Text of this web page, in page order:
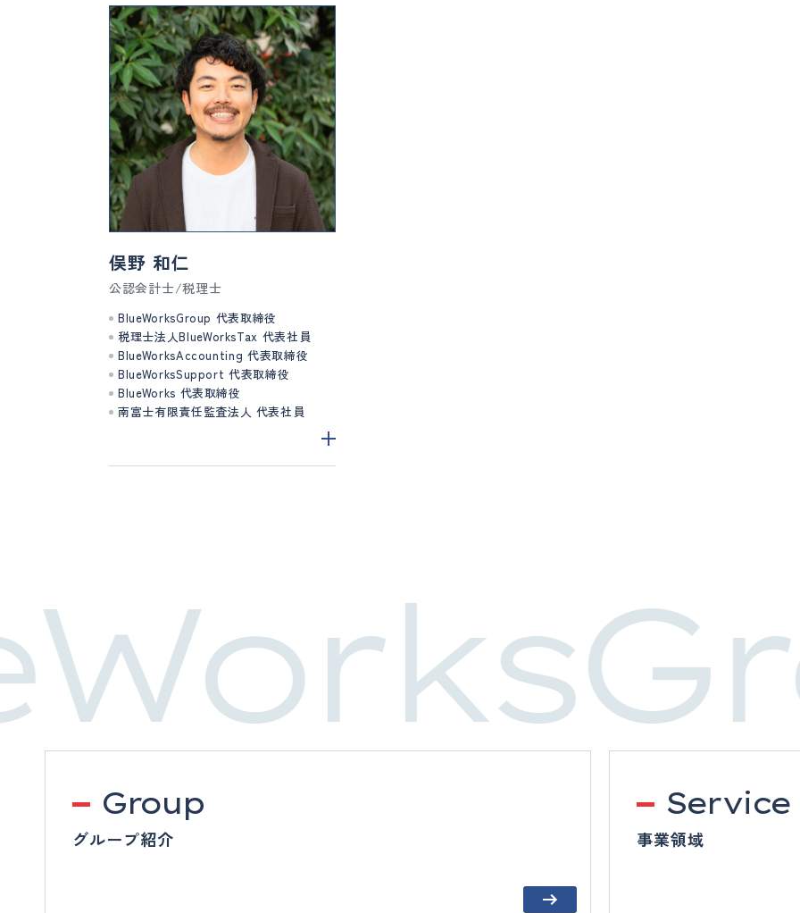
俣野 和仁
公認会計士/税理士
BlueWorksGroup 代表取締役
税理士法人BlueWorksTax 代表社員
BlueWorksAccounting 代表取締役
BlueWorksSupport 代表取締役
BlueWorks 代表取締役
南富士有限責任監査法人 代表社員
Group
グループ紹介
Service
事業領域